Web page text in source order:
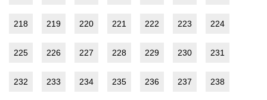
218 219 220 221 222 223 224
225 226 227 228 229 230 231
232 233 234 235 236 237 238